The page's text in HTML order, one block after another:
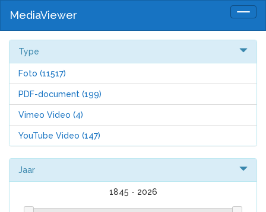
MediaViewer
Type
Foto (11517)
PDF-document (199)
Vimeo Video (4)
YouTube Video (147)
Jaar
1845 - 2026